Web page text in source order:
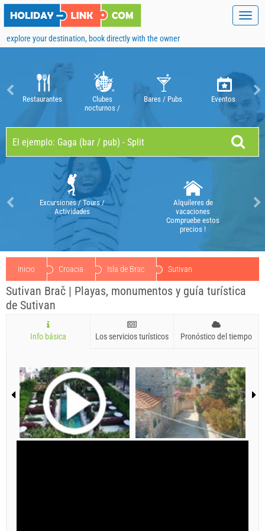
explore your destination, book directly with the owner
Restaurantes
Clubes
nocturnos /
Bares / Pubs Eventos
Excursiones / Tours /
Actividades
Alquileres de
vacaciones
Compruebe estos
precios !
Inicio Croacia Isla de Brac Sutivan
Sutivan Brač | Playas, monumentos y guía turística
de Sutivan
Info básica Los servicios turísticos Pronóstico del tiempo